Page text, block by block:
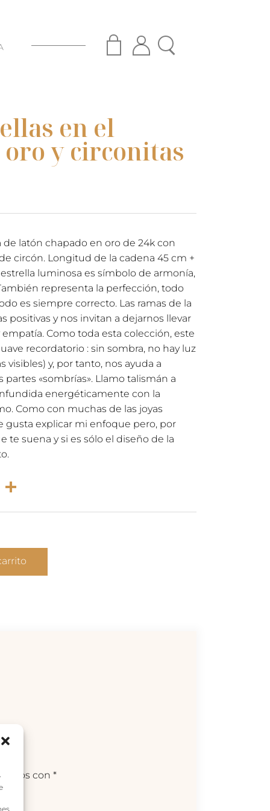
en el
y circonitas
latón chapado en oro de 24k con
circón. Longitud de la cadena 45 cm +
luminosa es símbolo de armonía,
representa la perfección, todo
es siempre correcto. Las ramas de la
positivas y nos invitan a dejarnos llevar
Como toda esta colección, este
recordatorio : sin sombra, no hay luz
visibles) y, por tanto, nos ayuda a
«sombrías». Llamo talismán a
energéticamente con la
Como con muchas de las joyas
gusta explicar mi enfoque pero, por
te suena y si es sólo el diseño de la
con *